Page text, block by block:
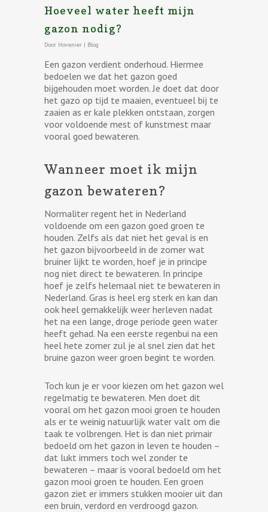
Hoeveel water heeft mijn
gazon nodig?
Door Hovenier | Blog
Een gazon verdient onderhoud. Hiermee
bedoelen we dat het gazon goed
bijgehouden moet worden. Je doet dat door
het gazo op tijd te maaien, eventueel bij te
zaaien as er kale plekken ontstaan, zorgen
voor voldoende mest of kunstmest maar
vooral goed bewateren.
Wanneer moet ik mijn
gazon bewateren?
Normaliter regent het in Nederland
voldoende om een gazon goed groen te
houden. Zelfs als dat niet het geval is en
het gazon bijvoorbeeld in de zomer wat
bruiner lijkt te worden, hoef je in principe
nog niet direct te bewateren. In principe
hoef je zelfs helemaal niet te bewateren in
Nederland. Gras is heel erg sterk en kan dan
ook heel gemakkelijk weer herleven nadat
het na een lange, droge periode geen water
heeft gehad. Na een eerste regenbui na een
heel hete zomer zul je al snel zien dat het
bruine gazon weer groen begint te worden.
Toch kun je er voor kiezen om het gazon wel
regelmatig te bewateren. Men doet dit
vooral om het gazon mooi groen te houden
als er te weinig natuurlijk water valt om die
taak te volbrengen. Het is dan niet primair
bedoeld om het gazon in leven te houden –
dat lukt immers toch wel zonder te
bewateren – maar is vooral bedoeld om het
gazon mooi groen te houden. Een groen
gazon ziet er immers stukken mooier uit dan
een bruin, verdord en verdroogd gazon.